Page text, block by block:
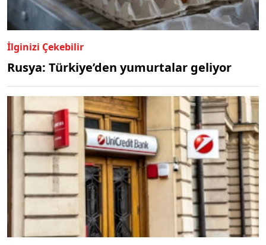
İlginizi Çekebilir
Rusya: Türkiye’den yumurtalar geliyor